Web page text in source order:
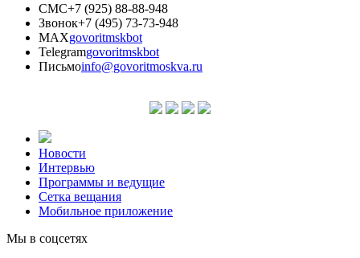
СМС+7 (925) 88-88-948
Звонок+7 (495) 73-73-948
MAXgovoritmskbot
Telegramgovoritmskbot
Письмоinfo@govoritmoskva.ru
Новости
Интервью
Программы и ведущие
Сетка вещания
Мобильное приложение
Мы в соцсетях